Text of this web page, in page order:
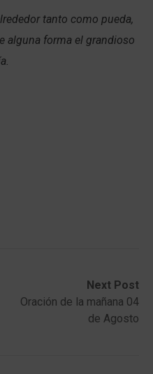
tanto como pueda,
alguna forma el grandioso
Next Post
Oración de la mañana 04
de Agosto